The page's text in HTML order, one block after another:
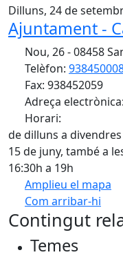
Dilluns, 24 de
Ajuntament -
Nou, 26 - 08458
Telèfon:
Fax: 938452059
Adreça electrònica:
Horari:
de dilluns a
15 de juny, també a
16:30h a 19h
Amplieu el mapa
Com arribar-hi
+
Contingut
Temes